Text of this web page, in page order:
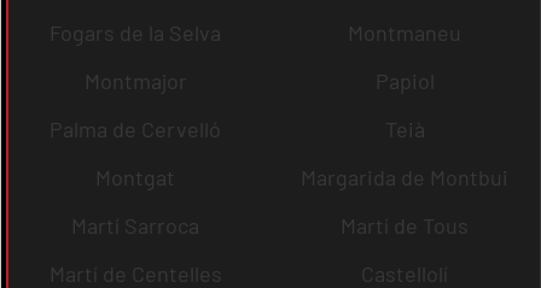
Fogars de la Selva
Montmaneu
Montmajor
Papiol
Palma de Cervelló
Teià
Montgat
Margarida de Montbui
Martí Sarroca
Martí de Tous
Martí de Centelles
Castellolí